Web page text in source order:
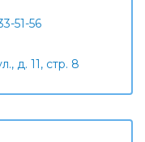
51-56
д. 11, стр. 8